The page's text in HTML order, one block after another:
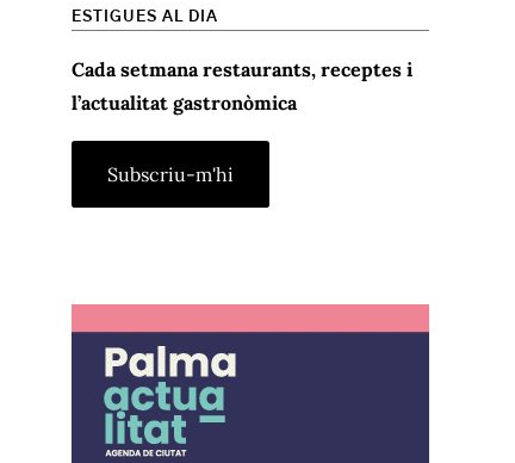
ESTIGUES AL DIA
Cada setmana restaurants, receptes i
l’actualitat gastronòmica